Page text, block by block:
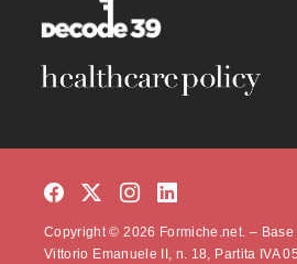
Copyright © 2026 Formiche.net. –
Vittorio Emanuele II, n. 18, Partita IVA